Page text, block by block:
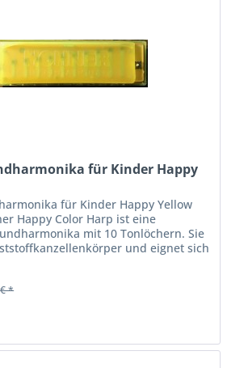
für Kinder Happy
für Kinder Happy Yellow
Happy Color Harp ist eine
mit 10 Tonlöchern. Sie
und eignet sich
*